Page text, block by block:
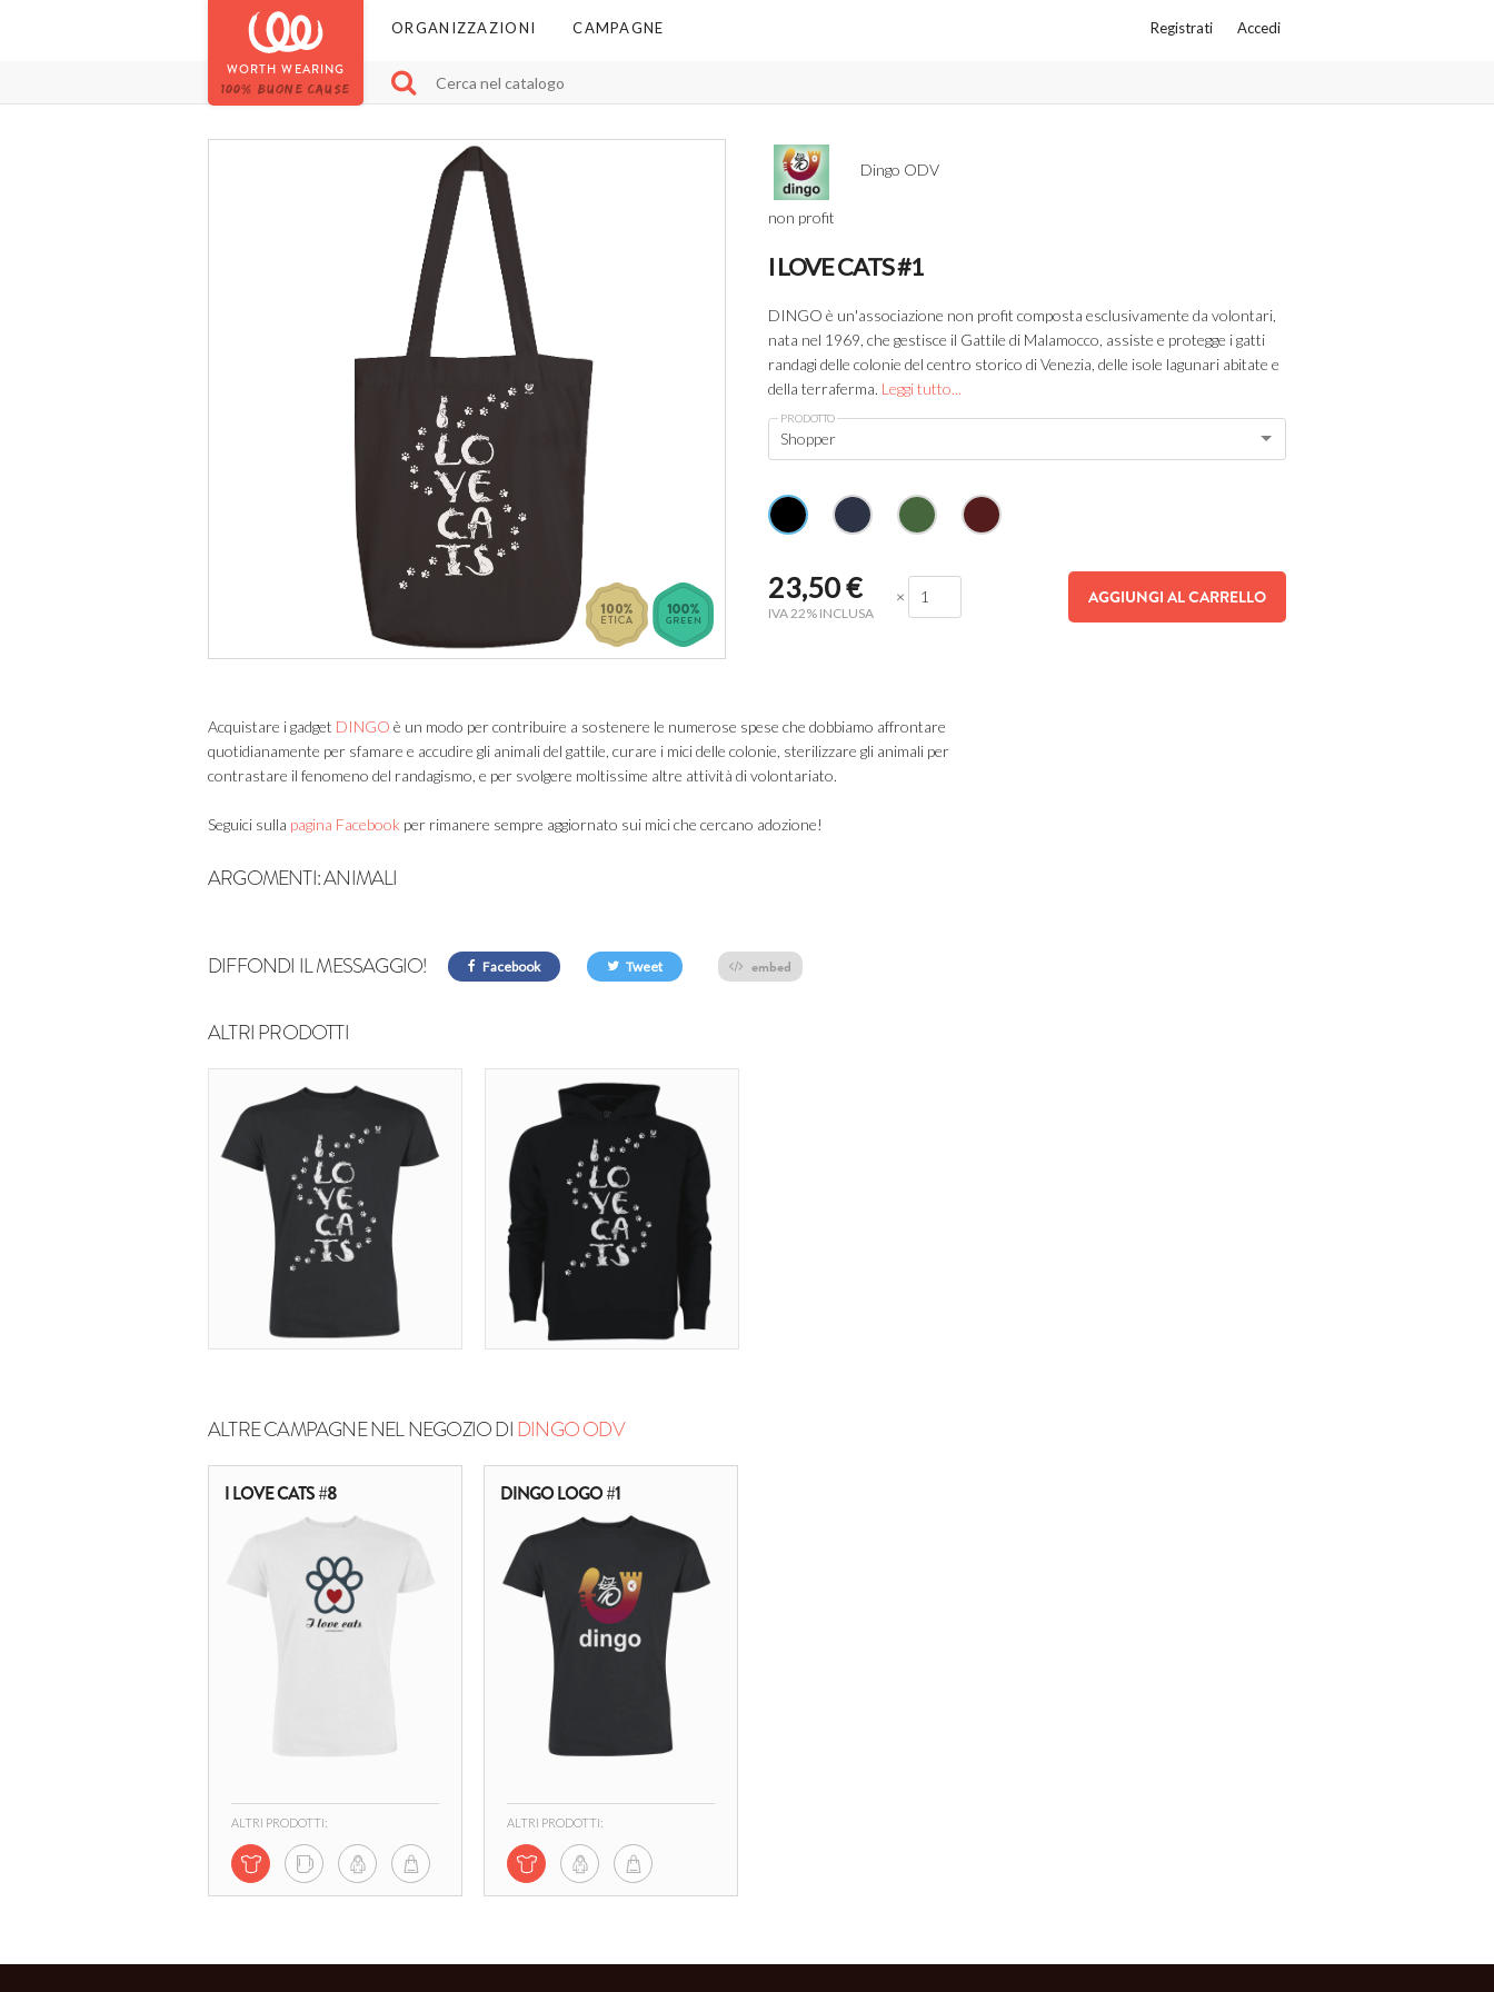
WORTH WEARING
100% BUONE CAUSE
Registrati Accedi
ORGANIZZAZIONI CAMPAGNE
Dingo ODV
non profit
I LOVE CATS #1
DINGO è un'associazione non profit composta esclusivamente da volontari,
nata nel 1969, che gestisce il Gattile di Malamocco, assiste e protegge i gatti
randagi delle colonie del centro storico di Venezia, delle isole lagunari abitate e
della terraferma. Leggi tutto...
PRODOTTO
Shopper
23,50€
IVA 22% INCLUSA
× AGGIUNGI AL CARRELLO
Acquistare i gadget DINGO è un modo per contribuire a sostenere le numerose spese che dobbiamo affrontare
quotidianamente per sfamare e accudire gli animali del gattile, curare i mici delle colonie, sterilizzare gli animali per
contrastare il fenomeno del randagismo, e per svolgere moltissime altre attività di volontariato.
Seguici sulla pagina Facebook per rimanere sempre aggiornato sui mici che cercano adozione!
ARGOMENTI:ANIMALI
DIFFONDI IL MESSAGGIO! Facebook Tweet embed
ALTRI PRODOTTI
ALTRE CAMPAGNE NEL NEGOZIO DIDINGO ODV
I LOVE CATS #8
ALTRI PRODOTTI:
DINGO LOGO #1
ALTRI PRODOTTI: